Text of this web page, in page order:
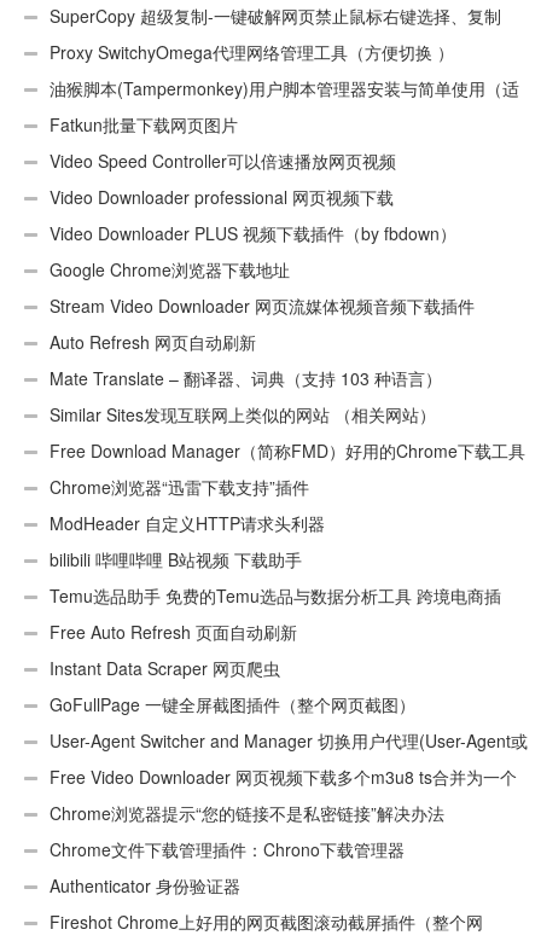
SuperCopy 超级复制-一键破解网页禁止鼠标右键选择、复制
Proxy SwitchyOmega代理网络管理工具（方便切换 ）
油猴脚本(Tampermonkey)用户脚本管理器安装与简单使用（适
用Android）
Fatkun批量下载网页图片
Video Speed Controller可以倍速播放网页视频
Video Downloader professional 网页视频下载
Video Downloader PLUS 视频下载插件（by fbdown）
Google Chrome浏览器下载地址
Stream Video Downloader 网页流媒体视频音频下载插件
Auto Refresh 网页自动刷新
Mate Translate – 翻译器、词典（支持 103 种语言）
Similar Sites发现互联网上类似的网站 （相关网站）
Free Download Manager（简称FMD）好用的Chrome下载工具
插件Chrome浏览器“迅雷下载支持”插件
ModHeader 自定义HTTP请求头利器
bilibili 哔哩哔哩 B站视频 下载助手
Temu选品助手 免费的Temu选品与数据分析工具 跨境电商插
件 Free Auto Refresh 页面自动刷新
Instant Data Scraper 网页爬虫
GoFullPage 一键全屏截图插件（整个网页截图）
User-Agent Switcher and Manager 切换用户代理(User-Agent或
UA)Free Video Downloader 网页视频下载多个m3u8 ts合并为一个
ts文件Chrome浏览器提示“您的链接不是私密链接”解决办法
Chrome文件下载管理插件：Chrono下载管理器
Authenticator 身份验证器
Fireshot Chrome上好用的网页截图滚动截屏插件（整个网